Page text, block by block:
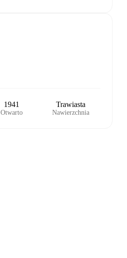
1941
Otwarto
Trawiasta
Nawierzchnia